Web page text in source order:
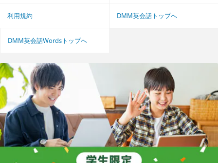
利用規約 DMM英会話トップへ
DMM英会話Wordsトップへ